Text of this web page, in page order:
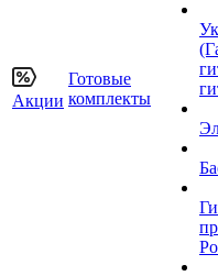
Акции
Готовые
комплекты